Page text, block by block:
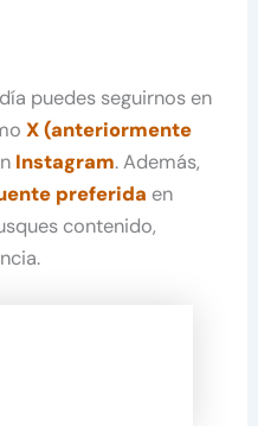
puedes seguirnos en
X (anteriormente
Instagram. Además,
preferida en
contenido,